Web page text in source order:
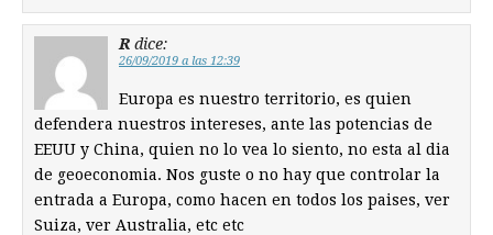
R dice:
26/09/2019 a las 12:39
Europa es nuestro territorio, es quien
defendera nuestros intereses, ante las potencias de
EEUU y China, quien no lo vea lo siento, no esta al dia
de geoeconomia. Nos guste o no hay que controlar la
entrada a Europa, como hacen en todos los paises, ver
Suiza, ver Australia, etc etc